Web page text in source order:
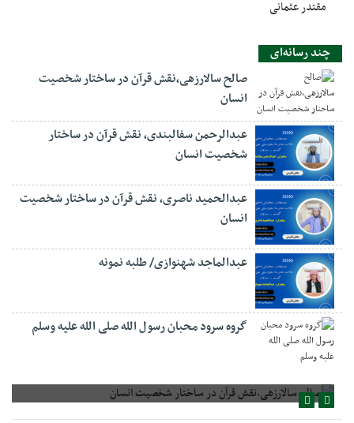
چند رسانه‌ای
صالح سالارزهی،‌نقش قرآن در ساختار شخصیت
انسان
عبدالرحمن سفالبندی، نقش قرآن در ساختار
شخصیت انسان
عبدالحمید ناصری، نقش قرآن در ساختار شخصیت
انسان
عبدالماجد شهنوازی/ طلبه نمونه
گروه سرود محبان رسول الله صلی الله علیه وسلم
صالح سالارزهی،‌نقش قرآن در ساختار شخصیت انسان